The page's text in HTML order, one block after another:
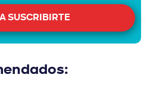
SUSCRIBIRTE